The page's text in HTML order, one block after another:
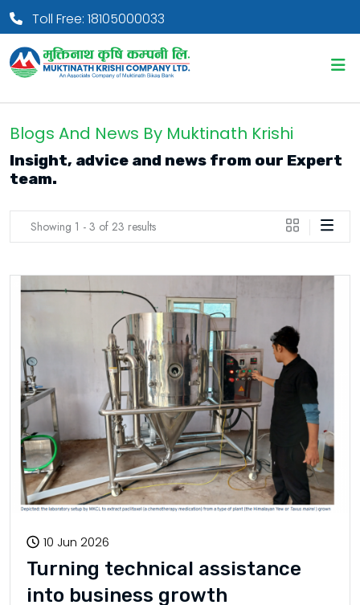
Toll Free: 18105000033
Blogs And News By Muktinath Krishi
Insight, advice and news from our Expert
team.
Showing 1 - 3 of 23 results
10 Jun 2026
Turning technical assistance
into business growth